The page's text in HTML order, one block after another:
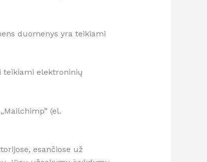
duomenys yra teikiami
teikiami elektroninių
(el.
esančiose už